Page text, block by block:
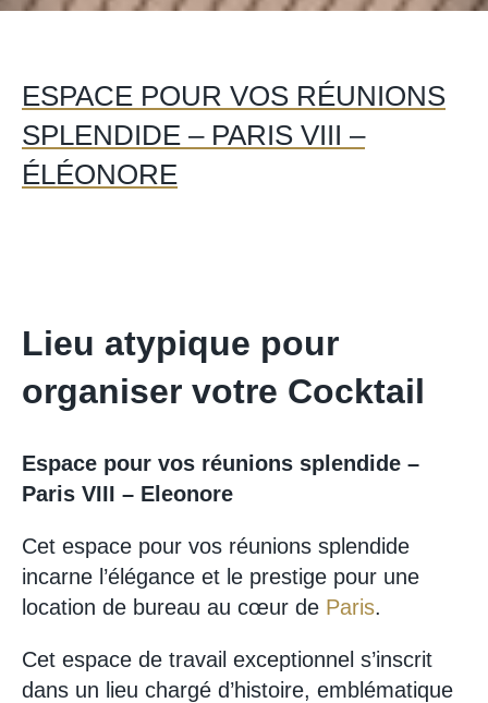
ESPACE POUR VOS RÉUNIONS
SPLENDIDE – PARIS VIII –
ÉLÉONORE
Lieu atypique pour
organiser votre Cocktail
Espace pour vos réunions splendide –
Paris VIII – Eleonore
Cet espace pour vos réunions splendide
incarne l’élégance et le prestige pour une
location de bureau au cœur de Paris.
Cet espace de travail exceptionnel s’inscrit
dans un lieu chargé d’histoire, emblématique